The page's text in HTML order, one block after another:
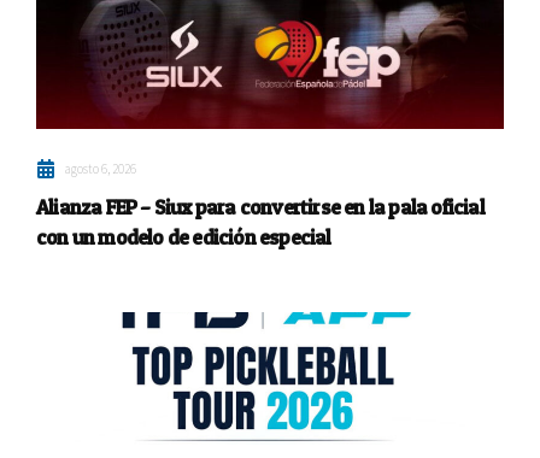
agosto 6, 2026
Alianza FEP – Siux para convertirse en la pala oficial
con un modelo de edición especial